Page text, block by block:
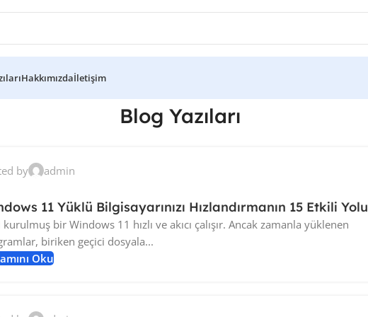
Hakkımızdaİletişim
Blog Yazıları
by admin
11 Yüklü Bilgisayarınızı Hızlandırmanın 15 Etkili Yolu
kurulmuş bir Windows 11 hızlı ve akıcı çalışır. Ancak zamanla yüklenen
biriken geçici dosyala...
Oku